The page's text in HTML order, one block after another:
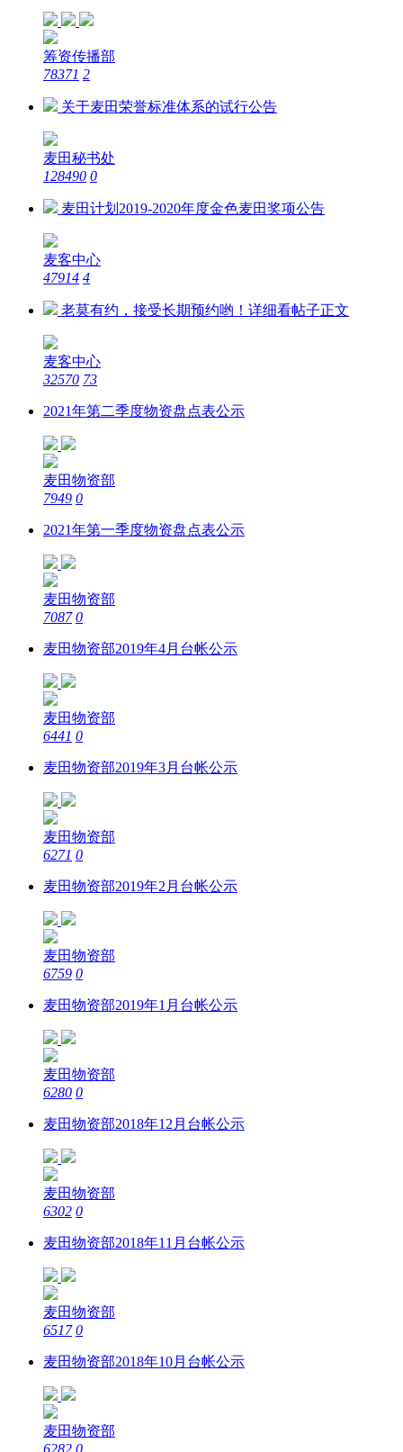
筹资传播部
78371 2
关于麦田荣誉标准体系的试行公告
麦田秘书处
128490 0
麦田计划2019-2020年度金色麦田奖项公告
麦客中心
47914 4
老莫有约，接受长期预约哟！详细看帖子正文
麦客中心
32570 73
2021年第二季度物资盘点表公示
麦田物资部
7949 0
2021年第一季度物资盘点表公示
麦田物资部
7087 0
麦田物资部2019年4月台帐公示
麦田物资部
6441 0
麦田物资部2019年3月台帐公示
麦田物资部
6271 0
麦田物资部2019年2月台帐公示
麦田物资部
6759 0
麦田物资部2019年1月台帐公示
麦田物资部
6280 0
麦田物资部2018年12月台帐公示
麦田物资部
6302 0
麦田物资部2018年11月台帐公示
麦田物资部
6517 0
麦田物资部2018年10月台帐公示
麦田物资部